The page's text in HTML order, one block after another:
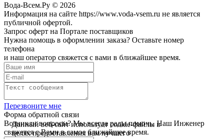
Вода-Всем.Ру © 2026
Информация на сайте https://www.voda-vsem.ru не является
публичной офертой.
Запрос оферт на Портале поставщиков
Нужна помощь в оформлении заказа? Оставьте номер
телефона
и наш оператор свяжется с вами в ближайшее время.
Перезвоните мне
Форма обратной связи
Возникли вопросы? Мы всегда рады помочь. Наш Инженер
свяжется с Вами в самое ближайшее время.
Данный веб-сайт использует cookie-файлы в
целях предоставления вам лучшего